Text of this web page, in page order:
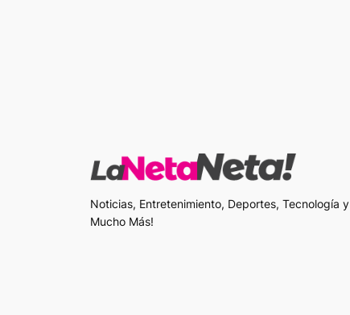
Noticias, Entretenimiento, Deportes, Tecnología y
Mucho Más!